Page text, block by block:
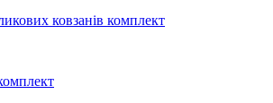
ковзанів комплект